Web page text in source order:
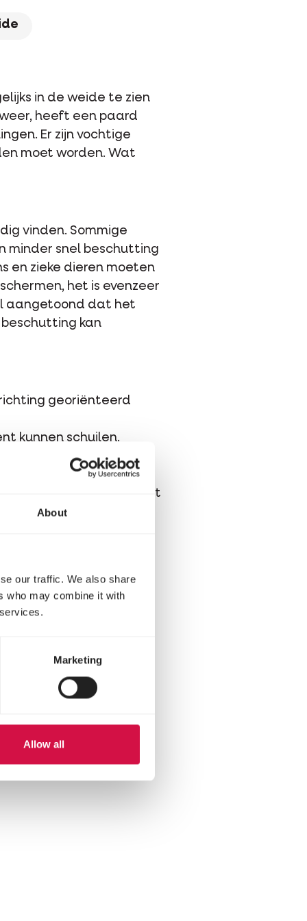
About
our traffic. We also share
who may combine it with
Marketing
Allow all
in de weide te zien
heeft een paard
Er zijn vochtige
moet worden. Wat
vinden. Sommige
minder snel beschutting
en zieke dieren moeten
het is evenzeer
aangetoond dat het
kan
georiënteerd
kunnen schuilen.
en hoge beplanting.
naast beschutting is dat